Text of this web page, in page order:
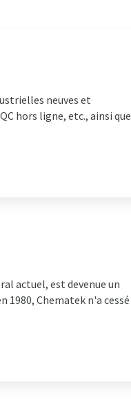
neuves et
hors ligne, etc., ainsi que
actuel, est devenue un
1980, Chematek n'a cessé